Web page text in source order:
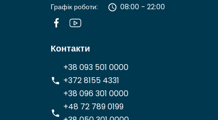
Графік роботи: 08:00 - 22:00
Контакти
+38 093 501 0000
+372 8155 4331
+38 096 301 0000
+48 72 789 0199